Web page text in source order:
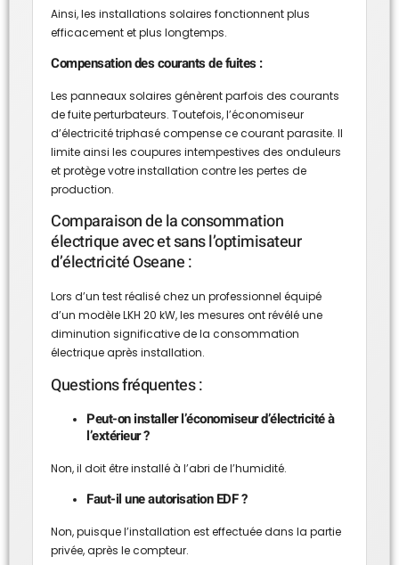
Ainsi, les installations solaires fonctionnent plus
efficacement et plus longtemps.
Compensation des courants de fuites :
Les panneaux solaires génèrent parfois des courants
de fuite perturbateurs. Toutefois, l’économiseur
d’électricité triphasé compense ce courant parasite. Il
limite ainsi les coupures intempestives des onduleurs
et protège votre installation contre les pertes de
production.
Comparaison de la consommation
électrique avec et sans l’optimisateur
d’électricité Oseane :
Lors d’un test réalisé chez un professionnel équipé
d’un modèle LKH 20 kW, les mesures ont révélé une
diminution significative de la consommation
électrique après installation.
Questions fréquentes :
Peut-on installer l’économiseur d’électricité à
l’extérieur ?
Non, il doit être installé à l’abri de l’humidité.
Faut-il une autorisation EDF ?
Non, puisque l’installation est effectuée dans la partie
privée, après le compteur.